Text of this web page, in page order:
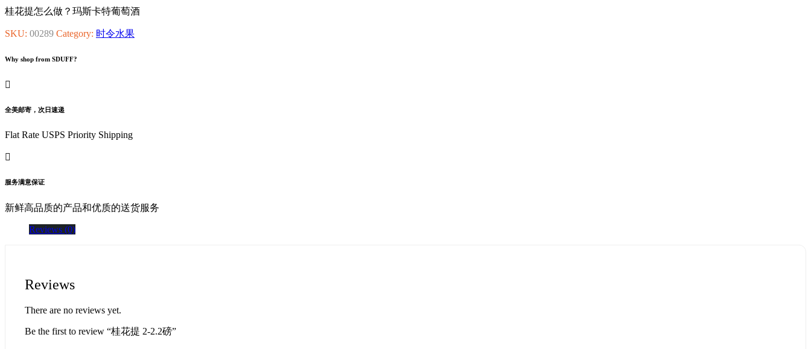
桂花提怎么做？玛斯卡特葡萄酒
SKU: 00289 Category: 时令水果
Why shop from SDUFF?
全美邮寄，次日速递
Flat Rate USPS Priority Shipping
服务满意保证
新鲜高品质的产品和优质的送货服务
Reviews (0)
Reviews
There are no reviews yet.
Be the first to review “桂花提 2-2.2磅”